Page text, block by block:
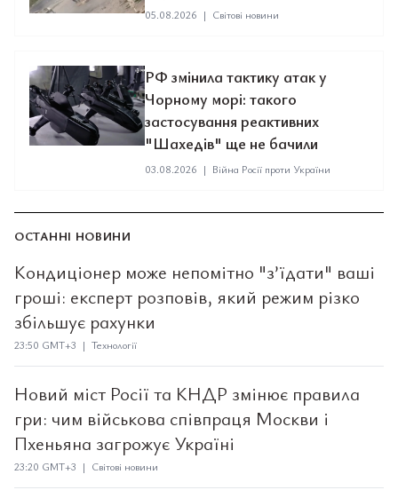
05.08.2026 | Світові новини
РФ змінила тактику атак у
Чорному морі: такого
застосування реактивних
"Шахедів" ще не бачили
03.08.2026 | Війна Росії проти України
ОСТАННІ НОВИНИ
Кондиціонер може непомітно "з’їдати" ваші
гроші: експерт розповів, який режим різко
збільшує рахунки
23:50 GMT+3 | Технології
Новий міст Росії та КНДР змінює правила
гри: чим військова співпраця Москви і
Пхеньяна загрожує Україні
23:20 GMT+3 | Світові новини